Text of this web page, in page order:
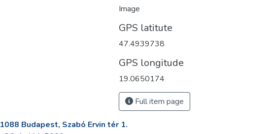
Image
GPS latitute
47.4939738
GPS longitude
19.0650174
Full item page
1088 Budapest, Szabó Ervin tér 1.